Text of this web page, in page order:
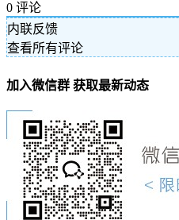
0 评论
内联反馈
查看所有评论
加入微信群 获取最新动态